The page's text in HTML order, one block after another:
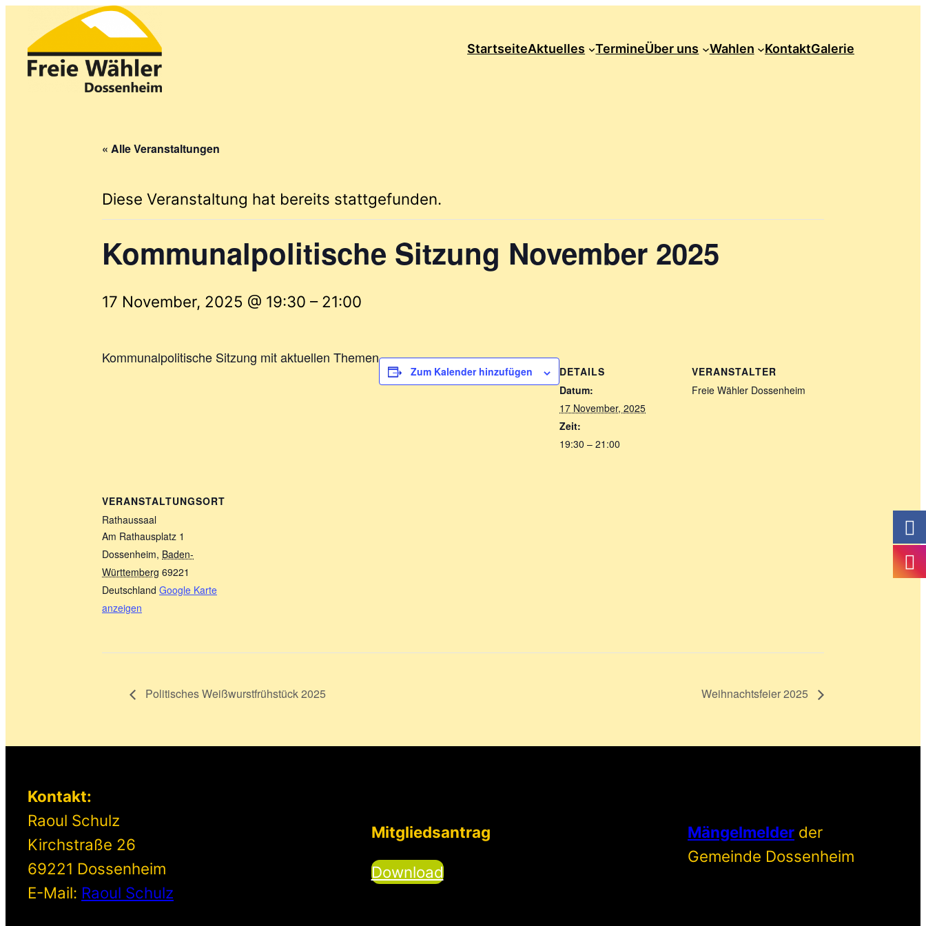
StartseiteAktuelles TermineÜber uns Wahlen KontaktGalerie
« Alle Veranstaltungen
Diese Veranstaltung hat bereits stattgefunden.
Kommunalpolitische Sitzung November 2025
17 November, 2025 @ 19:30 – 21:00
Kommunalpolitische Sitzung mit aktuellen Themen
Zum Kalender hinzufügen
DETAILS
Datum:
17 November, 2025
Zeit:
19:30 – 21:00
VERANSTALTER
Freie Wähler Dossenheim
VERANSTALTUNGSORT
Rathaussaal
Am Rathausplatz 1
Dossenheim, Baden-
Württemberg 69221
Deutschland Google Karte
anzeigen
Politisches Weißwurstfrühstück 2025 Weihnachtsfeier 2025
Kontakt:
Raoul Schulz
Kirchstraße 26
69221 Dossenheim
E-Mail: Raoul Schulz
Mitgliedsantrag
Download
Mängelmelder der
Gemeinde Dossenheim